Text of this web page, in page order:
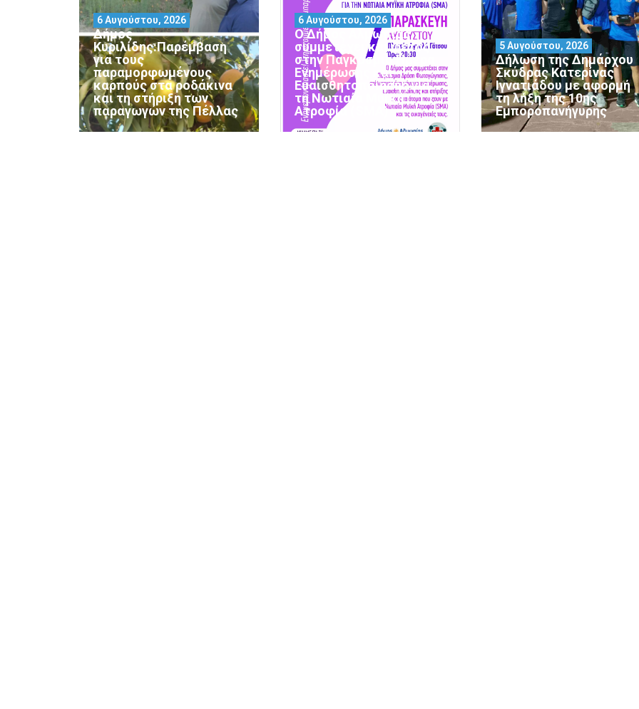
Δήμος
Κυριλίδης:Παρέμβαση
για τους
παραμορφωμένους
καρπούς στα ροδάκινα
και τη στήριξη των
παραγωγών της Πέλλας
6 Αυγούστου, 2026
Ο Δήμος Αλμωπίας
συμμετέχει και φέτος
στην Παγκόσμια Ημέρα
Ενημέρωσης και
Ευαισθητοποίησης για
τη Νωτιαία Μυϊκή
Ατροφία (SMA)
6 Αυγούστου, 2026
Δήλωση της Δημάρχου
Σκύδρας Κατερίνας
Ιγνατιάδου με αφορμή
τη λήξη της 10ης
Εμποροπανήγυρης
5 Αυγούστου, 2026